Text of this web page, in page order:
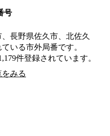
号
長野県佐久市、北佐久
いる市外局番です。
件登録されています。
みる